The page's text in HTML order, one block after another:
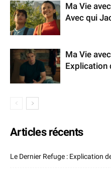
Ma Vie
Avec qui
Ma Vie
Explication
Articles récents
Le Dernier Refuge : Explication